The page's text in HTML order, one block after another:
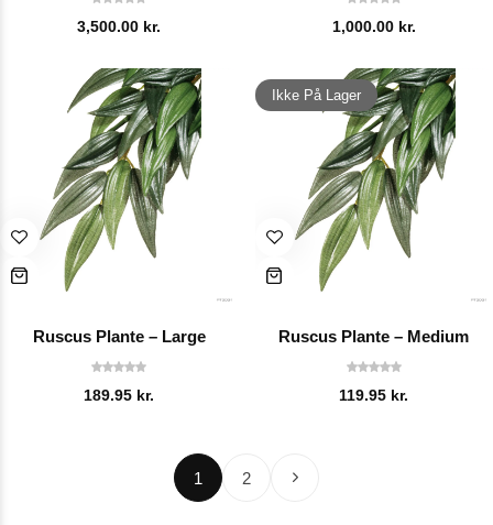
3,500.00 kr. 1,000.00 kr.
Ruscus Plante – Large
189.95 kr.
Ikke På Lager
Ruscus Plante – Medium
119.95 kr.
1 2